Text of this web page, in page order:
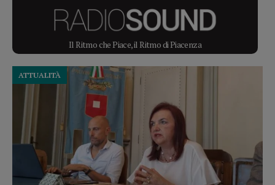
Il Ritmo che Piace, il Ritmo di Piacenza
ATTUALITÀ